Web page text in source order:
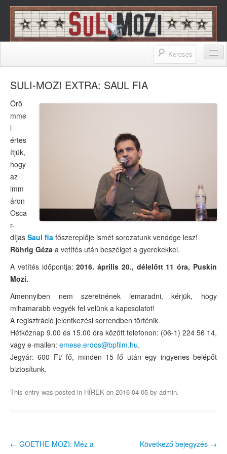
SuliMozi – A Budapest Film Zrt.
iskolai programja
Filmesek a SuliMoziról
Pedagógusok a SuliMoziról
SuliMozisok mondták
Cikkek a SuliMoziról
FILMEK
Budapest 150
Hot topic
Fedezd fel a mozit!
Fiatalokról fiataloknak
Dokumentumfilmek
Magyar filmtöri
Kultfilmek
Mélyvíz
SULI-MOZI EXTRA: SAUL FIA
Örö
mme
l
értes
ítjük,
hogy
az
imm
áron
Osca
r-
díjas Saul fia főszereplője ismét sorozatunk vendége lesz!
Röhrig Géza a vetítés után beszélget a gyerekekkel.
A vetítés időpontja:2016. április 20., délelőtt 11 óra, Puskin
Mozi.
Amennyiben nem szeretnének lemaradni, kérjük, hogy
mihamarabb vegyék fel velünk a kapcsolatot!
A regisztráció jelentkezési sorrendben történik.
Hétköznap 9.00 és 15.00 óra között telefonon: (06-1) 224 56 14,
vagy e-mailen: emese.erdos@bpfilm.hu.
Jegyár: 600 Ft/ fő, minden 15 fő után egy ingyenes belépőt
biztosítunk.
This entry was posted in HÍREK on 2016-04-05 by admin.
← GOETHE-MOZI: Méz a
Következő bejegyzés →